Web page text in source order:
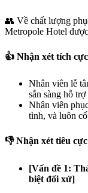
👥 Về chất lượng
Metropole Hotel
👍 Nhận xét tích
Nhân viên lễ
sẵn sàng hỗ
Nhân viên
tình, và luôn
👎 Nhận xét tiêu
[Vấn đề 1:
biệt đối xử]